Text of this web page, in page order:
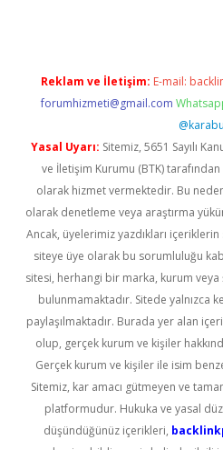
Reklam ve İletişim: E-mail:
forumhizmeti@gmail.com
Yasal Uyarı: Sitemiz, 5651 Sayılı
ve İletişim Kurumu (BTK) tarafından
olarak hizmet vermektedir. Bu
olarak denetleme veya araştırma
Ancak, üyelerimiz yazdıkları
siteye üye olarak bu sorumluluğu
sitesi, herhangi bir marka, kurum veya
bulunmamaktadır. Sitede yalnızca
paylaşılmaktadır. Burada yer alan
olup, gerçek kurum ve kişiler
Gerçek kurum ve kişiler ile isim
Sitemiz, kar amacı gütmeyen ve
platformudur. Hukuka ve yasal
düşündüğünüz içerikleri,